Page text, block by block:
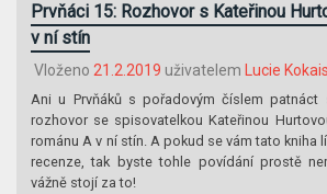
Prvňáci 15: Rozhovor s Kateřinou
v ní stín
Vloženo 21.2.2019 uživatelem Lucie
Ani u Prvňáků s pořadovým číslem patnáct
rozhovor se spisovatelkou Kateřinou
románu A v ní stín. A pokud se vám tato kniha
recenze, tak byste tohle povídání prostě
vážně stojí za to!